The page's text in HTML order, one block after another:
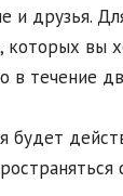
и друзья.
которых вы
в течение
будет